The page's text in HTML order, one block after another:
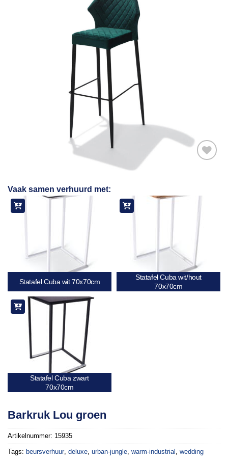
aan
Vaak samen verhuurd met:
Statafel Cuba wit 70x70cm
Statafel Cuba wit/hout
70x70cm
Statafel Cuba zwart
70x70cm
Barkruk Lou groen
Artikelnummer: 15935
Tags: beursverhuur, deluxe urban-jungle warm-industrial wedding